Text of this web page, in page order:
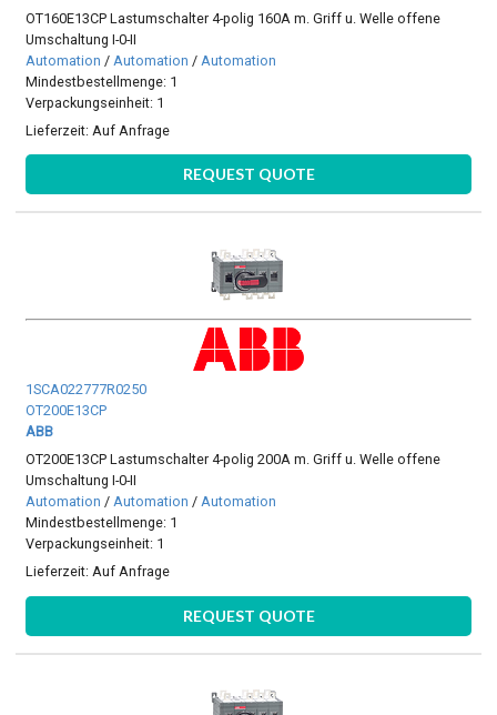
OT160E13CP Lastumschalter 4-polig 160A m. Griff u. Welle offene
Umschaltung I-0-II
Automation / Automation / Automation
Mindestbestellmenge: 1
Verpackungseinheit: 1
Lieferzeit: Auf Anfrage
REQUEST QUOTE
1SCA022777R0250
OT200E13CP
ABB
OT200E13CP Lastumschalter 4-polig 200A m. Griff u. Welle offene
Umschaltung I-0-II
Automation /Automation /Automation
Mindestbestellmenge: 1
Verpackungseinheit: 1
Lieferzeit:Auf Anfrage
REQUEST QUOTE